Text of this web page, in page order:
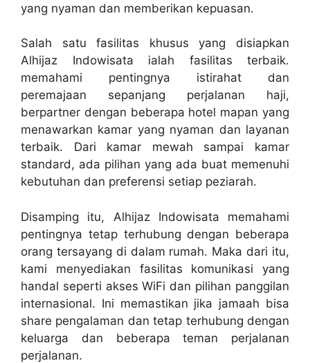
yang nyaman dan memberikan kepuasan.
Salah satu fasilitas khusus yang disiapkan
Alhijaz Indowisata ialah fasilitas terbaik.
memahami pentingnya istirahat dan
peremajaan sepanjang perjalanan haji,
berpartner dengan beberapa hotel mapan yang
menawarkan kamar yang nyaman dan layanan
terbaik. Dari kamar mewah sampai kamar
standard, ada pilihan yang ada buat memenuhi
kebutuhan dan preferensi setiap peziarah.
Disamping itu, Alhijaz Indowisata memahami
pentingnya tetap terhubung dengan beberapa
orang tersayang di dalam rumah. Maka dari itu,
kami menyediakan fasilitas komunikasi yang
handal seperti akses WiFi dan pilihan panggilan
internasional. Ini memastikan jika jamaah bisa
share pengalaman dan tetap terhubung dengan
keluarga dan beberapa teman perjalanan
perjalanan.